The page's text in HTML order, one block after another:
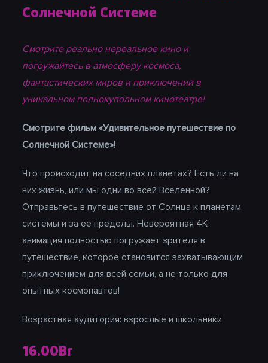
Солнечной Системе
Смотрите реально нереальное кино и
погружайтесь в атмосферу космоса,
фантастических миров и приключений в
уникальном полнокупольном кинотеатре!
Смотрите фильм «Удивительное путешествие по
Солнечной Системе»!
Что происходит на соседних планетах? Есть ли на
них жизнь, или мы одни во всей Вселенной?
Отправьтесь в путешествие от Солнца к планетам
системы и за ее пределы. Невероятная 4K
анимация полностью погружает зрителя в
путешествие, которое становится захватывающим
приключением для всей семьи, а не только для
опытных космонавтов!
Возрастная аудитория: взрослые и школьники
16.00Br